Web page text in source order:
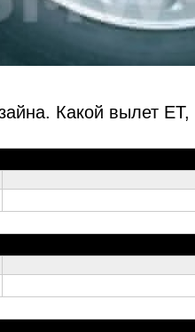
Какой вылет